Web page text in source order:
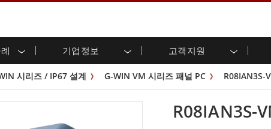
기업정보 고객지원
디스플레이
(P-CAP)
레임
실외 디스플레이
G-WIN 시리즈 /
후면 마운트
산업용 패널 PC 및 HMI
HMI(P-CAP 터치)
산업용 패널 PC(P-CAP Touch)
산업용 패널 PC(저항막 터치)
에너지, 화학, ATEX 제품
식품 및 위생 산업
창고 및 물류
관계 시민권
드 센터 고객 서비스 센터
유
터 제품 변경 알림
채널 VR 엑스포
시리즈 / IP67 설계 G-WIN VM 시리즈 패널 PC R08IAN3S-
R08IAN3S-